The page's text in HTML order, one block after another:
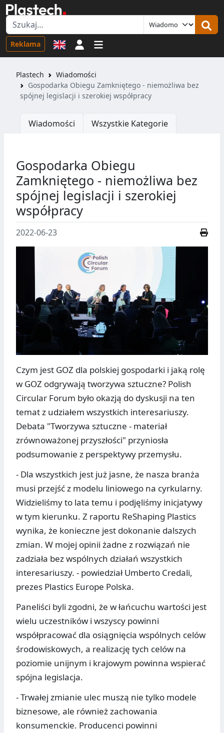
Reklama Logowanie
Plastech
Wiadomości
Gospodarka Obiegu Zamkniętego - niemożliwa bez
spójnej legislacji i szerokiej współpracy
Wiadomości Wszystkie Kategorie
Gospodarka Obiegu
Zamkniętego - niemożliwa bez
spójnej legislacji i szerokiej
współpracy
2022-06-23
Czym jest GOZ dla polskiej gospodarki i jaką rolę
w GOZ odgrywają tworzywa sztuczne? Polish
Circular Forum było okazją do dyskusji na ten
temat z udziałem wszystkich interesariuszy.
Debata "Tworzywa sztuczne - materiał
zrównoważonej przyszłości" przyniosła
podsumowanie z perspektywy przemysłu.
- Dla wszystkich jest już jasne, że nasza branża
musi przejść z modelu liniowego na cyrkularny.
Widzieliśmy to lata temu i podjęliśmy inicjatywy
w tym kierunku. Z raportu ReShaping Plastics
wynika, że konieczne jest dokonanie dalszych
zmian. W mojej opinii żadne z rozwiązań nie
zadziała bez wspólnych działań wszystkich
interesariuszy. - powiedział Umberto Credali,
prezes Plastics Europe Polska.
Paneliści byli zgodni, że w łańcuchu wartości jest
wielu uczestników i wszyscy powinni
współpracować dla osiągnięcia wspólnych celów
środowiskowych, a realizację tych celów na
poziomie unijnym i krajowym powinna wspierać
spójna legislacja.
- Trwałej zmianie ulec muszą nie tylko modele
biznesowe, ale również zachowania
konsumenckie. Producenci powinni